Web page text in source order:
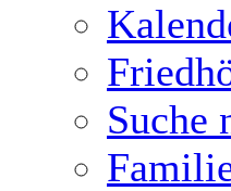
Suche